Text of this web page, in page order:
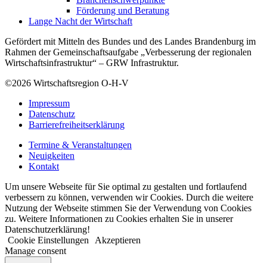
Förderung und Beratung
Lange Nacht der Wirtschaft
Gefördert mit Mitteln des Bundes und des Landes Brandenburg im
Rahmen der Gemeinschaftsaufgabe „Verbesserung der regionalen
Wirtschaftsinfrastruktur“ – GRW Infrastruktur.
©2026 Wirtschaftsregion O-H-V
Impressum
Datenschutz
Barrierefreiheitserklärung
Termine & Veranstaltungen
Neuigkeiten
Kontakt
Um unsere Webseite für Sie optimal zu gestalten und fortlaufend
verbessern zu können, verwenden wir Cookies. Durch die weitere
Nutzung der Webseite stimmen Sie der Verwendung von Cookies
zu. Weitere Informationen zu Cookies erhalten Sie in unserer
Datenschutzerklärung!
Cookie Einstellungen
Akzeptieren
Manage consent